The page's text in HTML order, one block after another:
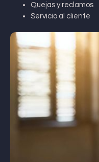
Quejas y reclamos
Servicio al cliente